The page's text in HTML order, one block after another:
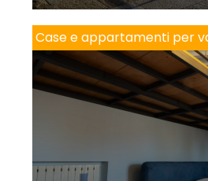
Case e appartamenti per